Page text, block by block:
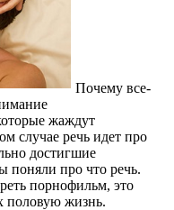
Почему все-
жаждут
случае речь идет про
достигшие
поняли про что речь.
порнофильм, это
половую жизнь.